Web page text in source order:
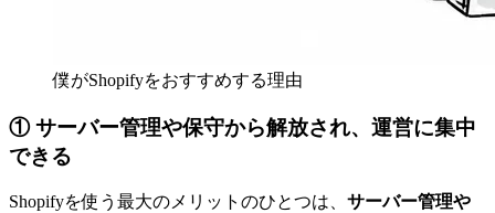
僕がShopifyをおすすめする理由
① サーバー管理や保守から解放され、運営に集中
できる
Shopifyを使う最大のメリットのひとつは、 サーバー管理や